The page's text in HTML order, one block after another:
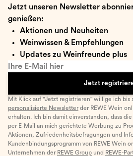
Jetzt unseren Newsletter
genießen:
Aktionen und Neuheiten
Weinwissen & Empfehlungen
Updates zu Weinfreunde plus
Ihre E-Mail hier
Jetzt
Mit Klick auf "Jetzt registrieren" willige ich bis
personalisierte Newsletter der REWE Wein
erhalten. Ich bin damit einverstanden, dass
per E-Mail an mich gerichtete Werbung zu
Aktionen, Zufriedenheitsbefragungen und
Kundenbindungsprogramm von REWE Wein
Unternehmen der REWE Group und REWE-